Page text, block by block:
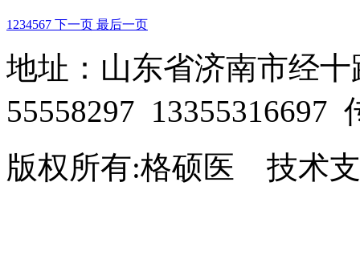
1 234567 下一页 最后一页
地址：山东省济南市经
55558297 13355316697
版权所有:格硕医 技术